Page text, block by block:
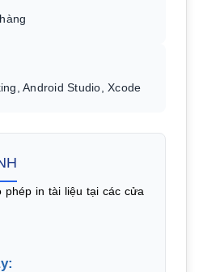
Android Studio, Xcode
in tài liệu tại các cửa